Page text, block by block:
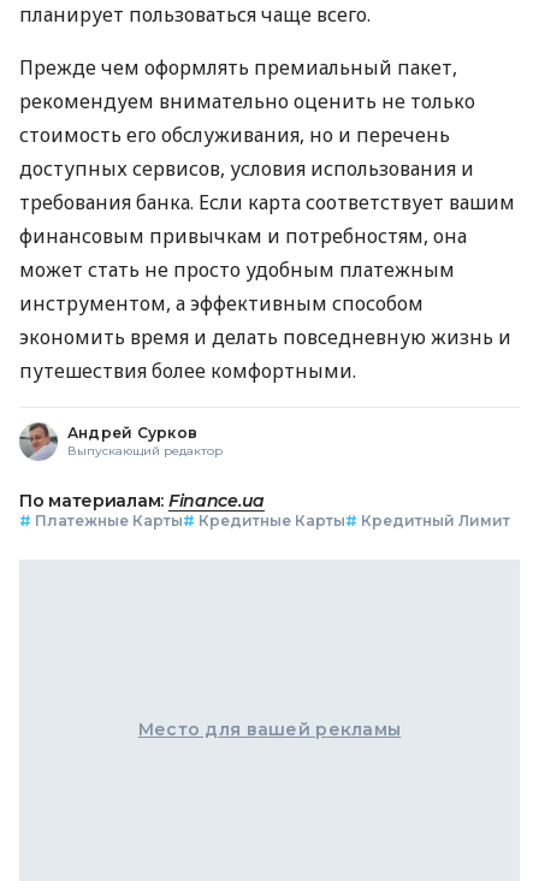
планирует пользоваться чаще всего.
Прежде чем оформлять премиальный пакет,
рекомендуем внимательно оценить не только
стоимость его обслуживания, но и перечень
доступных сервисов, условия использования и
требования банка. Если карта соответствует вашим
финансовым привычкам и потребностям, она
может стать не просто удобным платежным
инструментом, а эффективным способом
экономить время и делать повседневную жизнь и
путешествия более комфортными.
Андрей Сурков
Выпускающий редактор
По материалам: Finance.ua
# Платежные Карты# Кредитные Карты# Кредитный Лимит
Место для вашей рекламы